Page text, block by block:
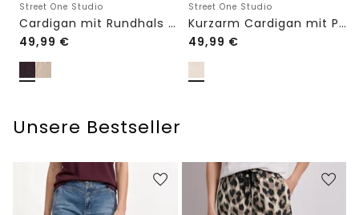
Street One Studio
Cardigan mit Rundhals und Knöpfen
49,99 €
Street One Studio
Kurzarm Cardigan mit Polokragen
49,99 €
Unsere Bestseller